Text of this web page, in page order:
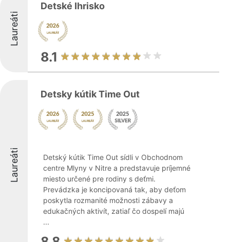
Laureáti
Detské Ihrisko
8.1
Laureáti
Detsky kútik Time Out
Detský kútik Time Out sídli v Obchodnom
centre Mlyny v Nitre a predstavuje príjemné
miesto určené pre rodiny s deťmi.
Prevádzka je koncipovaná tak, aby deťom
poskytla rozmanité možnosti zábavy a
edukačných aktivít, zatiaľ čo dospelí majú
...